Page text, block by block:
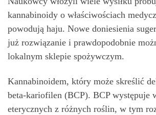
kannabinoidy o właściwościach
powodują haju. Nowe doniesienia
już rozwiązanie i prawdopodobnie
lokalnym sklepie spożywczym.
Kannabinoidem, który może skreślić
beta-kariofilen (BCP). BCP występuje
eterycznych z różnych roślin, w tym